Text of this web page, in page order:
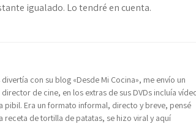
igualado. Lo tendré en cuenta.
con su blog «Desde Mi Cocina», me envío un
de cine, en los extras de sus DVDs incluía
pibil. Era un formato informal, directo y breve, pensé
de tortilla de patatas, se hizo viral y aquí